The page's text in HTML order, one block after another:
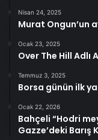
Nisan 24, 2025
Murat Ongun’un
Ocak 23, 2025
Over The Hill Adlı
Temmuz 3, 2025
Borsa günün ilk
Ocak 22, 2026
Bahçeli “Hodri
Gazze’deki Barış